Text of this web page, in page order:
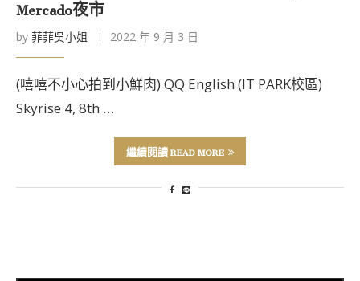
Mercado夜市
by 菲菲吳小姐 2022 年 9 月 3 日
(嘻嘻不小心拍到小鮮肉) QQ English (IT PARK校區)
Skyrise 4, 8th …
繼續閱讀 READ MORE